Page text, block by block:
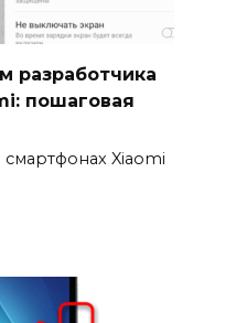
разработчика
пошаговая
Xiaomi